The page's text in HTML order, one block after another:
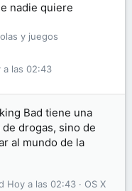
nadie quiere
y juegos
a las 02:43
Bad tiene una
drogas, sino de
al mundo de la
OS X
Hoy a las 02:43